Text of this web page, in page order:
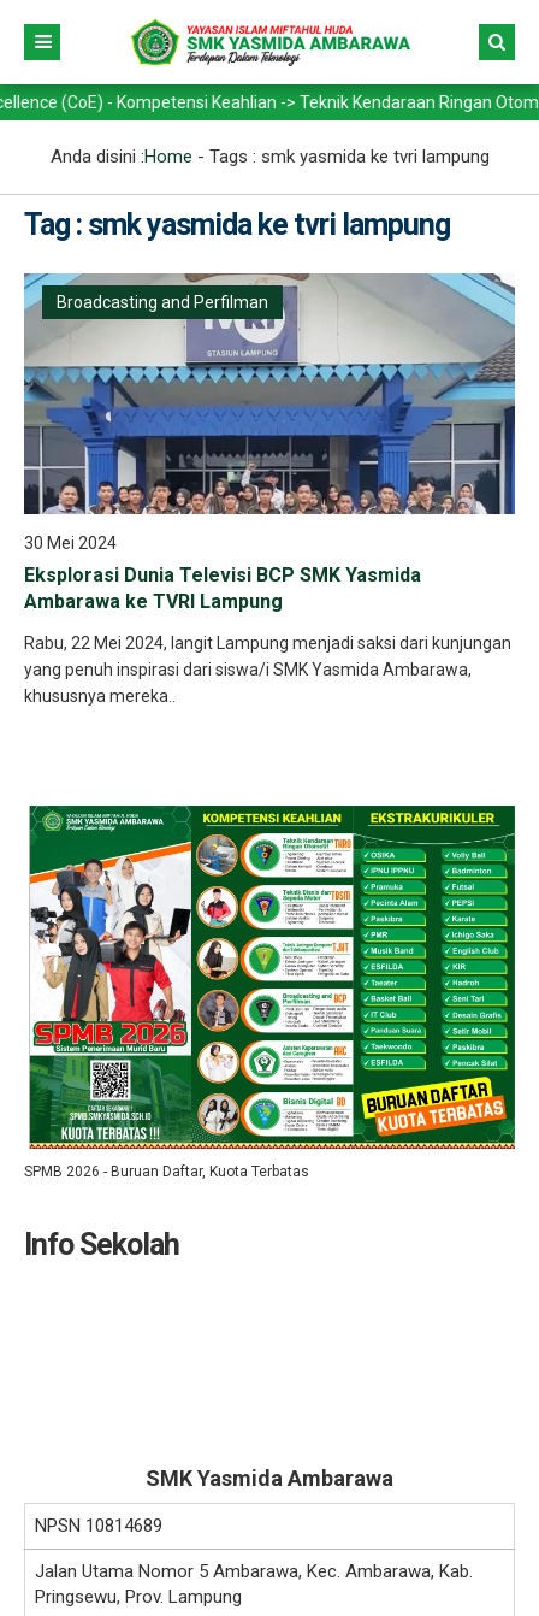
(CoE) - Kompetensi Keahlian -> Teknik Kendaraan Ringan
Anda disini :Home - Tags : smk yasmida ke tvri lampung
Tag : smk yasmida ke tvri lampung
Broadcasting and Perfilman
30 Mei 2024
Eksplorasi Dunia Televisi BCP SMK Yasmida
Ambarawa ke TVRI Lampung
Rabu, 22 Mei 2024, langit Lampung menjadi saksi dari kunjungan
yang penuh inspirasi dari siswa/i SMK Yasmida Ambarawa,
khususnya mereka..
SPMB 2026 - Buruan Daftar, Kuota Terbatas
Info Sekolah
SMK Yasmida Ambarawa
NPSN 10814689
Jalan Utama Nomor 5 Ambarawa, Kec. Ambarawa, Kab.
Pringsewu, Prov. Lampung